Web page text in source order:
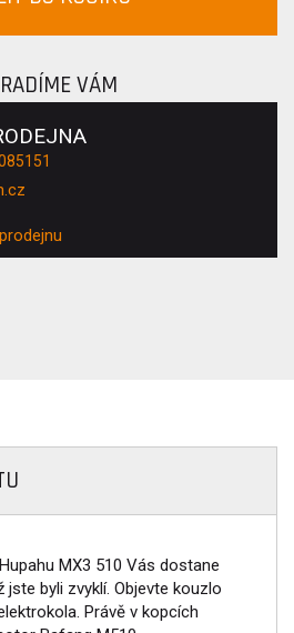
VÁM
MX3 510 Vás dostane
jste byli zvyklí. Objevte kouzlo
Právě v kopcích